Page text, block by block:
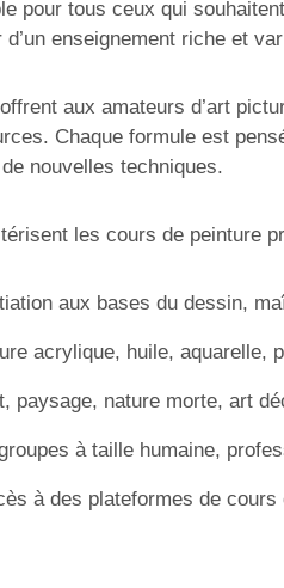
pour tous ceux qui
enseignement riche et
aux amateurs d’art
Chaque formule est
nouvelles techniques.
les cours de peinture
aux bases du dessin,
acrylique, huile, aquarelle,
paysage, nature morte, art
à taille humaine,
à des plateformes de